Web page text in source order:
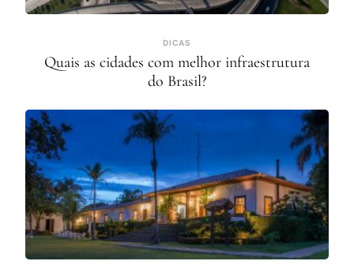
DICAS
Quais as cidades com melhor infraestrutura
do Brasil?